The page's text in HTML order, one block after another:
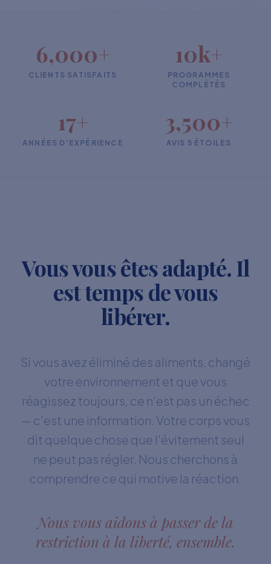
6,000+
CLIENTS SATISFAITS
10k+
PROGRAMMES
COMPLÉTÉS
17+
ANNÉES D'EXPÉRIENCE
3,500+
AVIS 5 ÉTOILES
Vous vous êtes adapté. Il
est temps de vous
libérer.
Si vous avez éliminé des aliments, changé
votre environnement et que vous
réagissez toujours, ce n'est pas un échec
— c'est une information. Votre corps vous
dit quelque chose que l'évitement seul
ne peut pas régler. Nous cherchons à
comprendre ce qui motive la réaction.
Nous vous aidons à passer de la
restriction à la liberté, ensemble.